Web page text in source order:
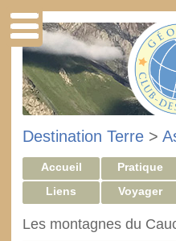
Destination Terre >
Accueil Pratique
Liens
Voyager
Les montagnes du